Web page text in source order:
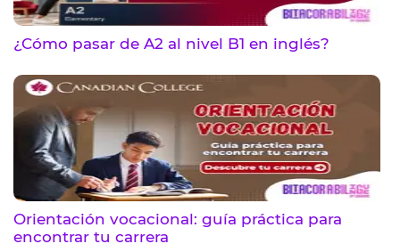
¿Cómo pasar de A2 al nivel B1 en inglés?
Orientación vocacional: guía práctica para
encontrar tu carrera